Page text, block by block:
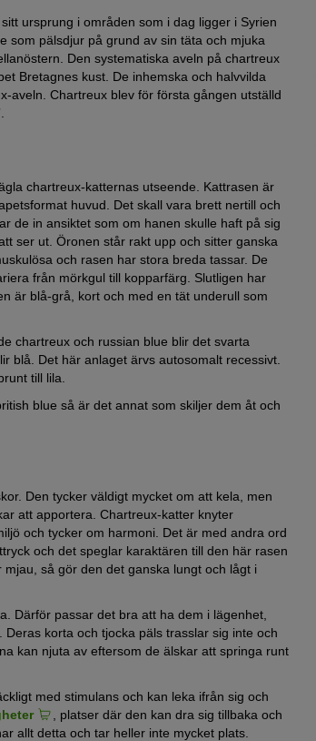
sitt ursprung i områden som i dag ligger i Syrien
som pälsdjur på grund av sin täta och mjuka
Den systematiska aveln på chartreux
Bretagnes kust. De inhemska och halvvilda
aveln. Chartreux blev för första gången utställd
chartreux-katternas utseende. Kattrasen är
huvud. Det skall vara brett nertill och
de in ansiktet som om hanen skulle haft på sig
ser ut. Öronen står rakt upp och sitter ganska
och rasen har stora breda tassar. De
från mörkgul till kopparfärg. Slutligen har
är blå-grå, kort och med en tät underull som
chartreux och russian blue blir det svarta
blå. Det här anlaget ärvs autosomalt recessivt.
till lila.
blue så är det annat som skiljer dem åt och
Den tycker väldigt mycket om att kela, men
att apportera. Chartreux-katter knyter
och tycker om harmoni. Det är med andra ord
och det speglar karaktären till den här rasen
så gör den det ganska lungt och lågt i
Därför passar det bra att ha dem i lägenhet,
korta och tjocka päls trasslar sig inte och
kan njuta av eftersom de älskar att springa runt
med stimulans och kan leka ifrån sig och
, platser där den kan dra sig tillbaka och
allt detta och tar heller inte mycket plats.